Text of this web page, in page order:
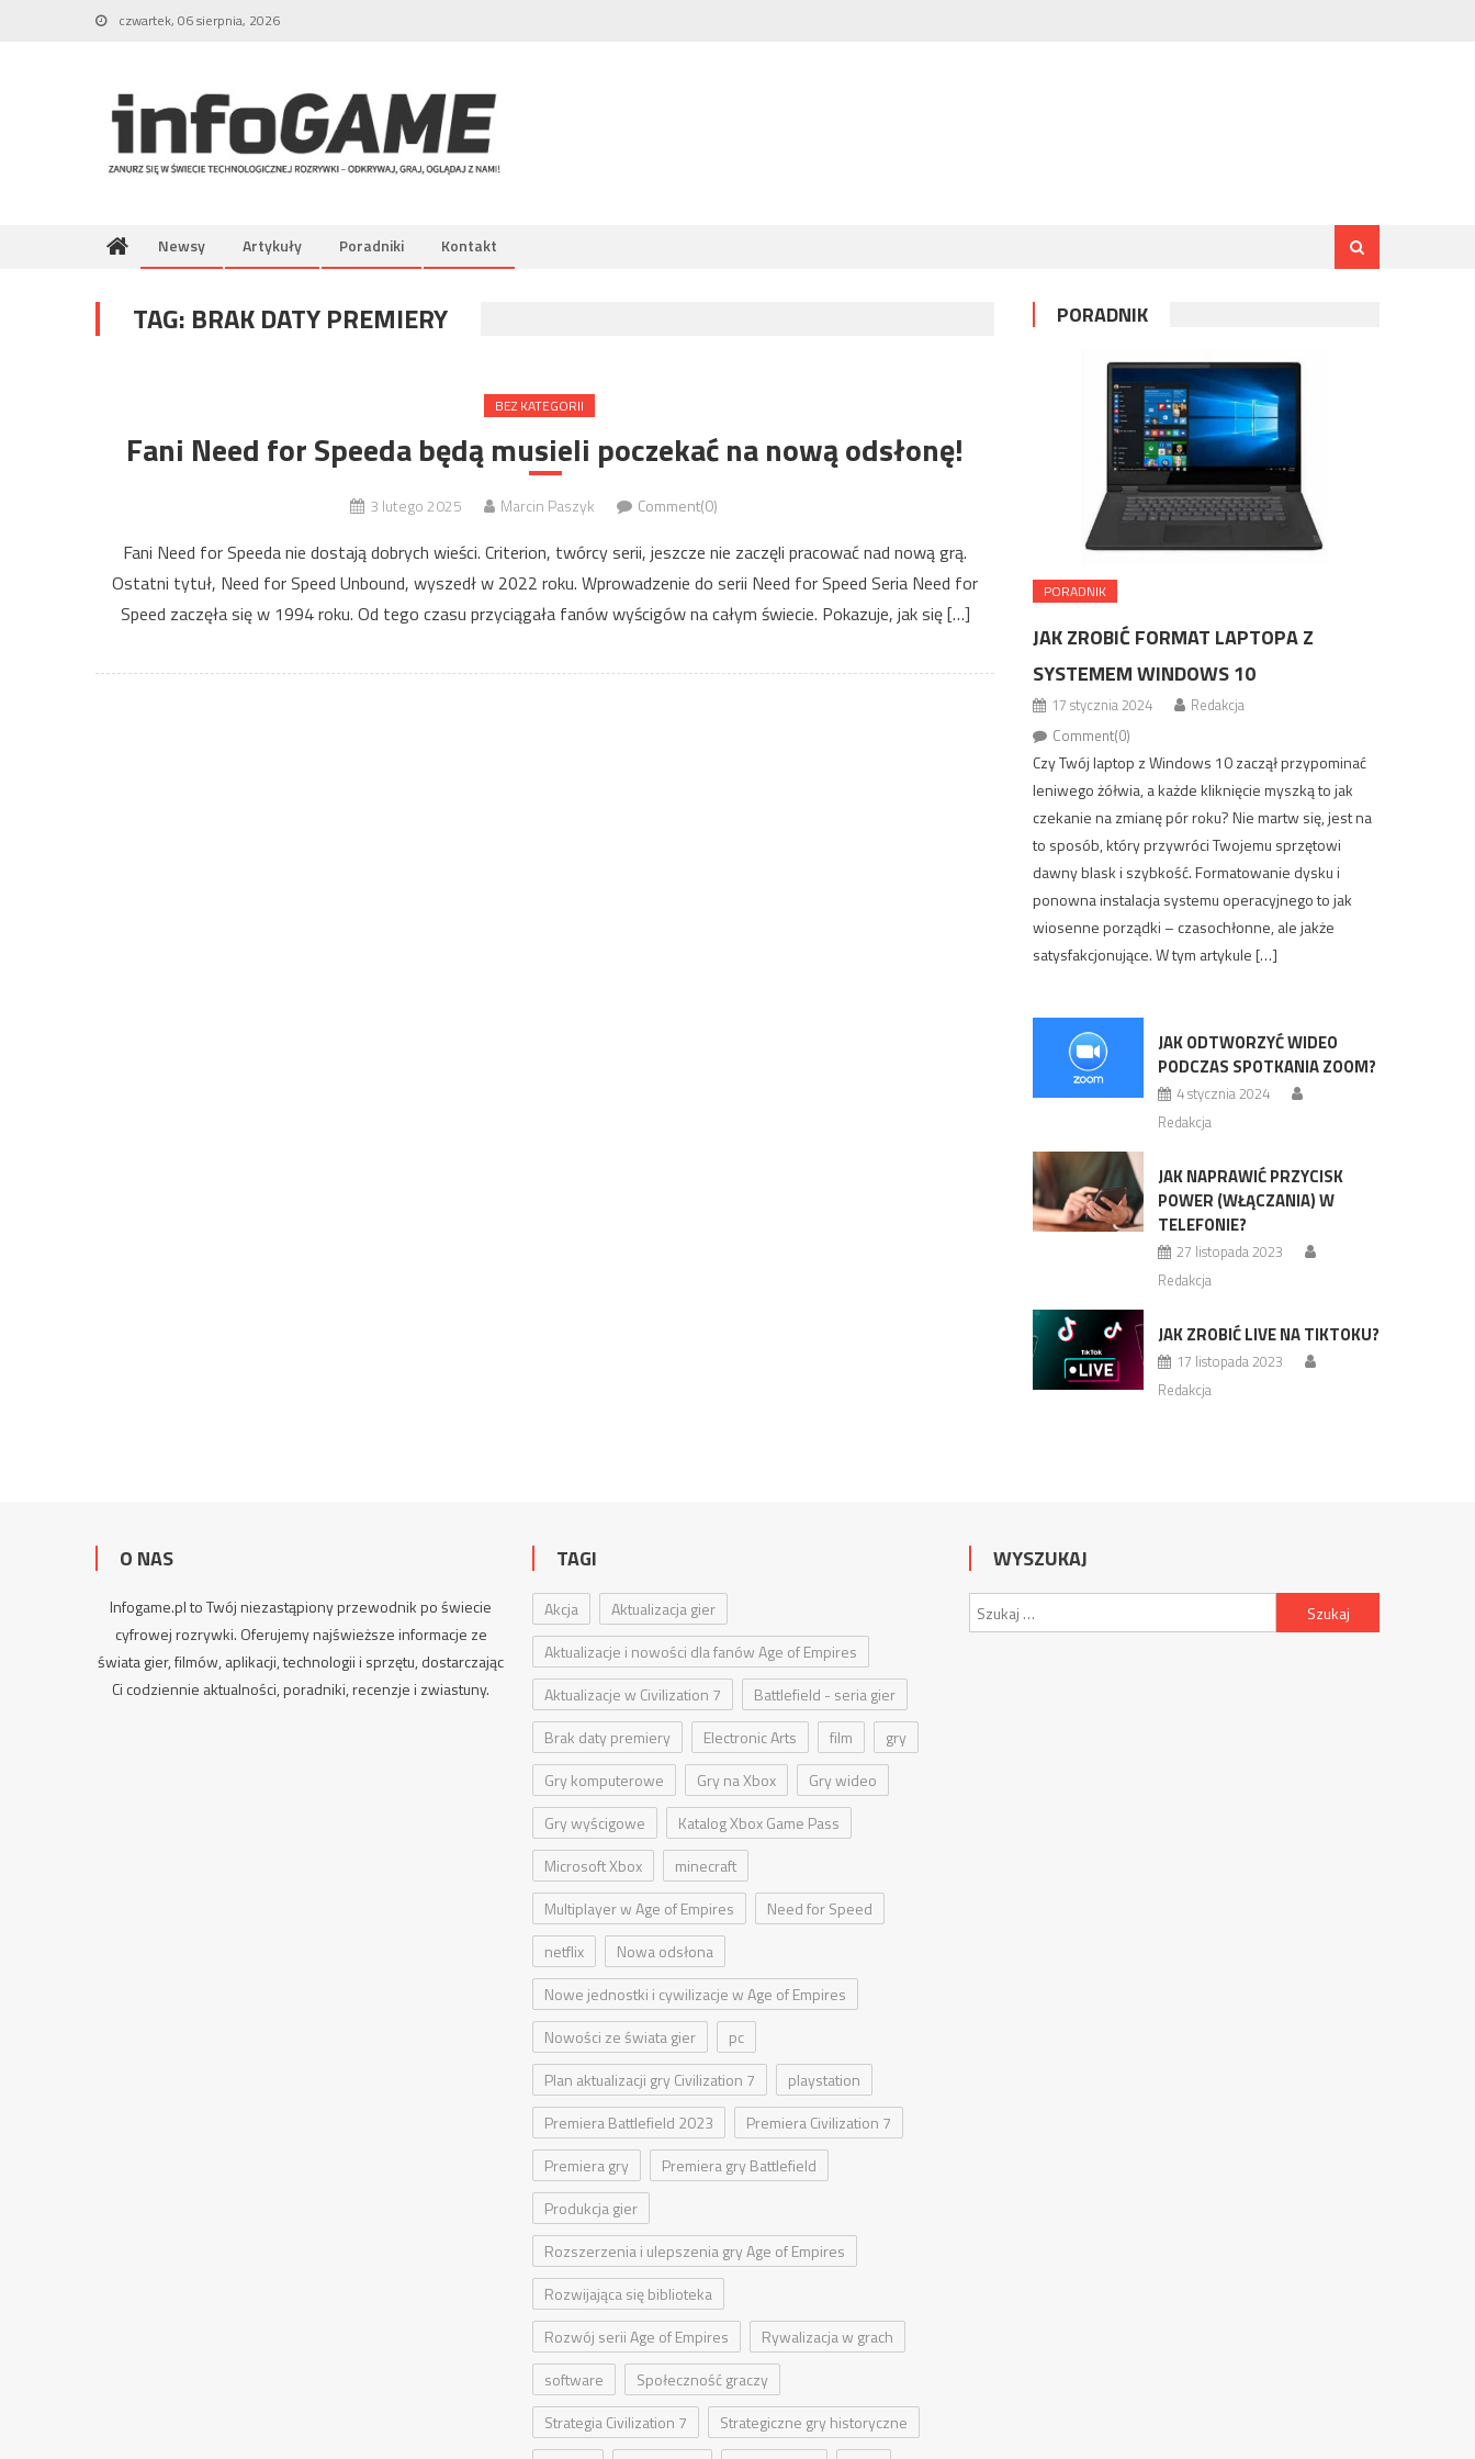
czwartek, 06 sierpnia, 2026
Newsy Artykuły Poradniki Kontakt
TAG: BRAK DATY PREMIERY
BEZ KATEGORII
Fani Need for Speeda będą musieli poczekać na nową odsłonę!
3 lutego 2025 Marcin Paszyk Comment(0)
Fani Need for Speeda nie dostają dobrych wieści. Criterion, twórcy serii, jeszcze nie zaczęli pracować nad nową grą.
Ostatni tytuł, Need for Speed Unbound, wyszedł w 2022 roku. Wprowadzenie do serii Need for Speed Seria Need for
Speed zaczęła się w 1994 roku. Od tego czasu przyciągała fanów wyścigów na całym świecie. Pokazuje, jak się […]
PORADNIK
PORADNIK
JAK ZROBIĆ FORMAT LAPTOPA Z
SYSTEMEM WINDOWS 10
17 stycznia 2024
Redakcja
Comment(0)
Czy Twój laptop z Windows 10 zaczął przypominać
leniwego żółwia, a każde kliknięcie myszką to jak
czekanie na zmianę pór roku? Nie martw się, jest na
to sposób, który przywróci Twojemu sprzętowi
dawny blask i szybkość. Formatowanie dysku i
ponowna instalacja systemu operacyjnego to jak
wiosenne porządki – czasochłonne, ale jakże
satysfakcjonujące. W tym artykule […]
JAK ODTWORZYĆ WIDEO
PODCZAS SPOTKANIA ZOOM?
4 stycznia 2024
Redakcja
JAK NAPRAWIĆ PRZYCISK
POWER (WŁĄCZANIA) W
TELEFONIE?
27 listopada 2023
Redakcja
JAK ZROBIĆ LIVE NA TIKTOKU?
17 listopada 2023
Redakcja
O NAS
Infogame.pl to Twój niezastąpiony przewodnik po świecie
cyfrowej rozrywki. Oferujemy najświeższe informacje ze
świata gier, filmów, aplikacji, technologii i sprzętu, dostarczając
Ci codziennie aktualności,poradniki, recenzje i zwiastuny.
TAGI
Akcja
Aktualizacja gier
Aktualizacje i nowości dla fanów Age of Empires
Aktualizacje w Civilization 7
Battlefield - seria gier
Brak daty premiery
Electronic Arts film
gry
Gry komputerowe
Gry na Xbox
Gry wideo
Gry wyścigowe
Katalog Xbox Game Pass
Microsoft Xbox
minecraft
Multiplayer w Age of Empires
Need for Speed
netflix
Nowa odsłona
Nowe jednostki i cywilizacje w Age of Empires
Nowości ze świata gier
pc
Plan aktualizacji gry Civilization 7
playstation
Premiera Battlefield 2023
Premiera Civilization 7
Premiera gry
Premiera gry Battlefield
Produkcja gier
Rozszerzenia i ulepszenia gry Age of Empires
Rozwijająca się biblioteka
Rozwój serii Age of Empires
Rywalizacja w grach
software
Społeczność graczy
Strategia Civilization 7
Strategiczne gry historyczne
WYSZUKAJ
Szukaj: